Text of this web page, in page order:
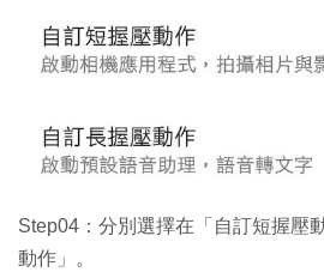
Step04：分別選擇在「自訂短握壓
動作」。